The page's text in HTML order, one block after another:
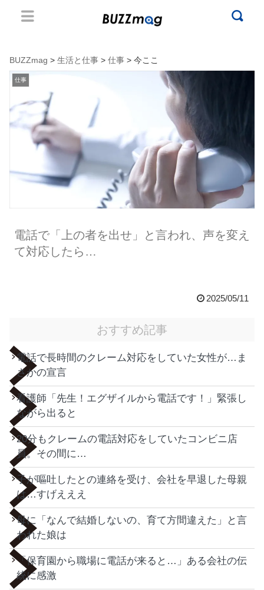
BUZZmag > 生活と仕事 > 仕事 > 今ここ
仕事
電話で「上の者を出せ」と言われ、声を変え
て対応したら…
2025/05/11
おすすめ記事
電話で長時間のクレーム対応をしていた女性が…ま
さかの宣言
看護師「先生！エグザイルから電話です！」緊張し
ながら出ると
20分もクレームの電話対応をしていたコンビニ店
員。その間に…
子が嘔吐したとの連絡を受け、会社を早退した母親
は…すげえええ
母に「なんで結婚しないの、育て方間違えた」と言
われた娘は
「保育園から職場に電話が来ると…」ある会社の伝
統に感激